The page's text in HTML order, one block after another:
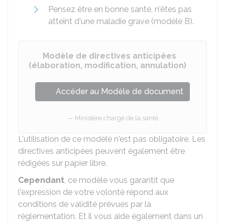
Pensez être en bonne santé, n'êtes pas
atteint d'une maladie grave (modèle B).
Modèle de directives anticipées
(élaboration, modification, annulation)
Accéder au Modèle de document
Ministère chargé de la santé
L'utilisation de ce modèle n'est pas obligatoire. Les
directives anticipées peuvent également être
rédigées sur papier libre.
Cependant, ce modèle vous garantit que
l'expression de votre volonté répond aux
conditions de validité prévues par la
réglementation. Et il vous aide également dans un